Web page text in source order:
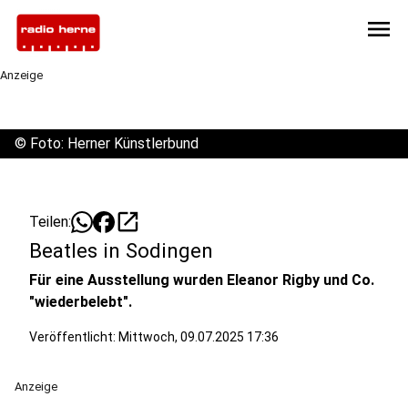
menu
Anzeige
© Foto: Herner Künstlerbund
Teilen: open_in_new
Beatles in Sodingen
Für eine Ausstellung wurden Eleanor Rigby und Co.
"wiederbelebt".
Veröffentlicht: Mittwoch, 09.07.2025 17:36
Anzeige